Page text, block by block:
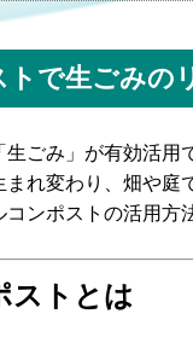
で生ごみの
ごみ」が有効活用
れ変わり、畑や
ンポストの活用方
ストとは